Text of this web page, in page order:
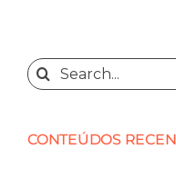
Search
for:
CONTEÚDOS